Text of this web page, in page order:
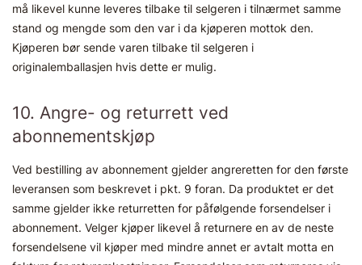
må likevel kunne leveres tilbake til selgeren i tilnærmet samme
stand og mengde som den var i da kjøperen mottok den.
Kjøperen bør sende varen tilbake til selgeren i
originalemballasjen hvis dette er mulig.
10. Angre- og returrett ved
abonnementskjøp
Ved bestilling av abonnement gjelder angreretten for den første
leveransen som beskrevet i pkt. 9 foran. Da produktet er det
samme gjelder ikke returretten for påfølgende forsendelser i
abonnement. Velger kjøper likevel å returnere en av de neste
forsendelsene vil kjøper med mindre annet er avtalt motta en